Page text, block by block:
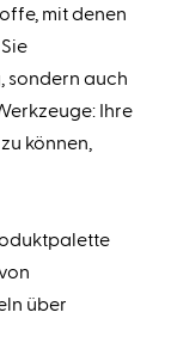
mit denen
sondern auch
Ihre
können,
über